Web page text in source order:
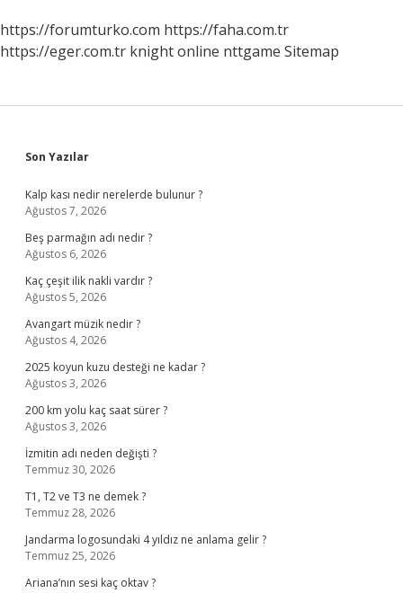
https://forumturko.com https://faha.com.tr
https://eger.com.tr knight online nttgame Sitemap
Sidebar
Son Yazılar
Kalp kası nedir nerelerde bulunur ?
Ağustos 7, 2026
Beş parmağın adı nedir ?
Ağustos 6, 2026
Kaç çeşit ilik nakli vardır ?
Ağustos 5, 2026
Avangart müzik nedir ?
Ağustos 4, 2026
2025 koyun kuzu desteği ne kadar ?
Ağustos 3, 2026
200 km yolu kaç saat sürer ?
Ağustos 3, 2026
İzmitin adı neden değişti ?
Temmuz 30, 2026
T1, T2 ve T3 ne demek ?
Temmuz 28, 2026
Jandarma logosundaki 4 yıldız ne anlama gelir ?
Temmuz 25, 2026
Ariana’nın sesi kaç oktav ?